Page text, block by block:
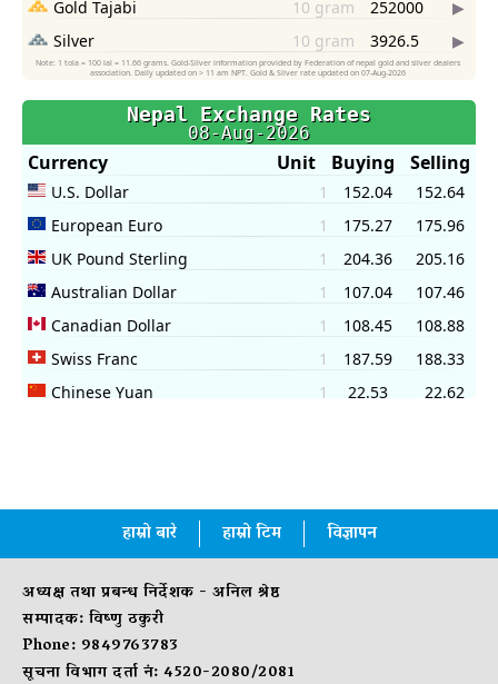
हाम्रो बारे हाम्रो टिम विज्ञापन
अध्यक्ष तथा प्रबन्ध निर्देशक - अनिल श्रेष्ठ
सम्पादक: विष्णु ठकुरी
Phone: 9849763783
सूचना विभाग दर्ता नं: 4520-2080/2081